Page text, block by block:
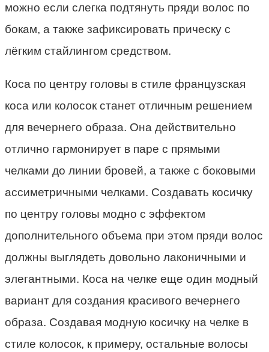
можно если слегка подтянуть пряди волос по
бокам, а также зафиксировать прическу с
лёгким стайлингом средством.
Коса по центру головы в стиле французская
коса или колосок станет отличным решением
для вечернего образа. Она действительно
отлично гармонирует в паре с прямыми
челками до линии бровей, а также с боковыми
ассиметричными челками. Создавать косичку
по центру головы модно с эффектом
дополнительного объема при этом пряди волос
должны выглядеть довольно лаконичными и
элегантными. Коса на челке еще один модный
вариант для создания красивого вечернего
образа. Создавая модную косичку на челке в
стиле колосок, к примеру, остальные волосы